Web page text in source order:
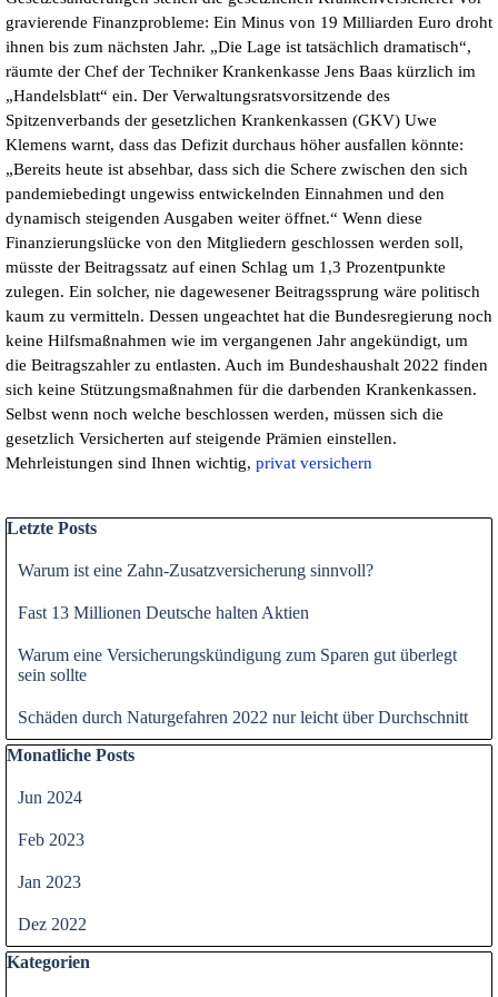
gravierende Finanzprobleme: Ein Minus von 19 Milliarden Euro droht
ihnen bis zum nächsten Jahr. „Die Lage ist tatsächlich dramatisch“,
räumte der Chef der Techniker Krankenkasse Jens Baas kürzlich im
„Handelsblatt“ ein. Der Verwaltungsratsvorsitzende des
Spitzenverbands der gesetzlichen Krankenkassen (GKV) Uwe
Klemens warnt, dass das Defizit durchaus höher ausfallen könnte:
„Bereits heute ist absehbar, dass sich die Schere zwischen den sich
pandemiebedingt ungewiss entwickelnden Einnahmen und den
dynamisch steigenden Ausgaben weiter öffnet.“ Wenn diese
Finanzierungslücke von den Mitgliedern geschlossen werden soll,
müsste der Beitragssatz auf einen Schlag um 1,3 Prozentpunkte
zulegen. Ein solcher, nie dagewesener Beitragssprung wäre politisch
kaum zu vermitteln. Dessen ungeachtet hat die Bundesregierung noch
keine Hilfsmaßnahmen wie im vergangenen Jahr angekündigt, um
die Beitragszahler zu entlasten. Auch im Bundeshaushalt 2022 finden
sich keine Stützungsmaßnahmen für die darbenden Krankenkassen.
Selbst wenn noch welche beschlossen werden, müssen sich die
gesetzlich Versicherten auf steigende Prämien einstellen.
Mehrleistungen sind Ihnen wichtig, privat versichern
Block überspringen Letzte Posts
Letzte Posts
Warum ist eine Zahn-Zusatzversicherung sinnvoll?
Fast 13 Millionen Deutsche halten Aktien
Warum eine Versicherungskündigung zum Sparen gut überlegt
sein sollte
Schäden durch Naturgefahren 2022 nur leicht über Durchschnitt
Block überspringen Monatliche Posts
Monatliche Posts
Jun 2024
Feb 2023
Jan 2023
Dez 2022
Block überspringen Kategorien
Kategorien